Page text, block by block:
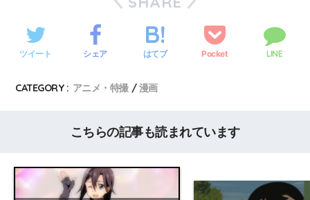
ツイート シェア はてブ Pocket LINE
CATEGORY : アニメ・特撮 漫画
こちらの記事も読まれています